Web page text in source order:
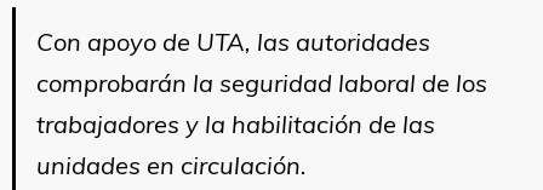
Con apoyo de UTA, las autoridades
comprobarán la seguridad laboral de los
trabajadores y la habilitación de las
unidades en circulación.